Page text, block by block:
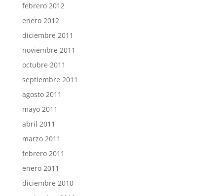
febrero 2012
enero 2012
diciembre 2011
noviembre 2011
octubre 2011
septiembre 2011
agosto 2011
mayo 2011
abril 2011
marzo 2011
febrero 2011
enero 2011
diciembre 2010